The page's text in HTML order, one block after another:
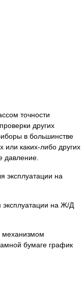
точности
других
в большинстве
или каких-либо других
давление.
эксплуатации на
на Ж/Д
бумаге график